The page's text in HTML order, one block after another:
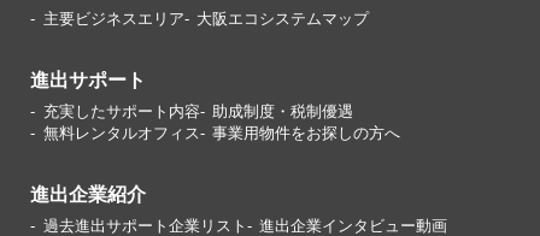
主要ビジネスエリア 大阪エコシステムマップ
進出サポート
充実したサポート内容
助成制度・税制優遇
無料レンタルオフィス
事業用物件をお探しの方へ
進出企業紹介
過去進出サポート企業リスト
進出企業インタビュー動画